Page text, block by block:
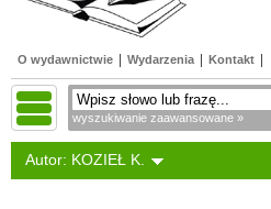
O wydawnictwie Wydarzenia Kontakt
wyszukiwanie zaawansowane »
Autor: KOZIEŁ K.